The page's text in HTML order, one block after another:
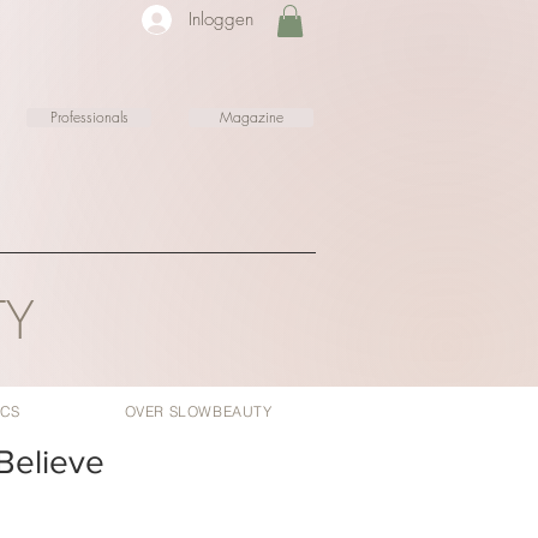
Inloggen
Professionals Magazine
OVER SLOWBEAUTY